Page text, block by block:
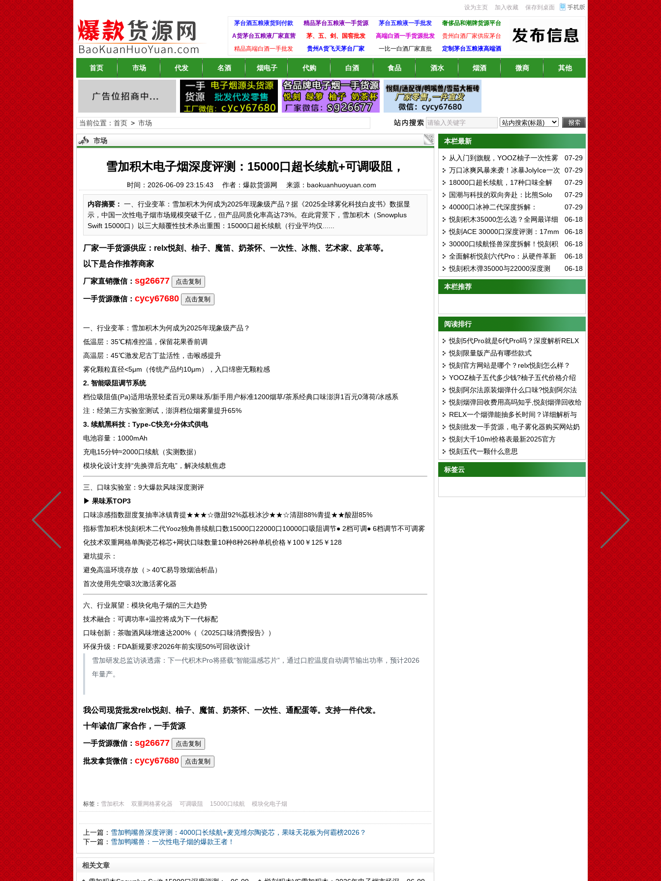
设为主页 加入收藏 保存到桌面
茅台酒五粮液货到付款 精品茅台五粮液一手货源 茅台五粮液一手批发
奢侈品和潮牌货源平台
A货茅台五粮液厂家直营
茅、五、剑、国窖批发 高端白酒一手货源批发
贵州白酒厂家供应茅台
精品高端白酒一手批发
贵州A货飞天茅台厂家 一比一白酒厂家直批 定制茅台五粮液高端酒
首页 市场 代发 名酒 烟电子 代购 白酒 食品 酒水 烟酒 微商 其他
当前位置： 首页> 市场
市场
雪加积木电子烟深度评测：15000口超长续航+可调吸阻，
时间：2026-06-09 23:15:43 作者：爆款货源网 来源：baokuanhuoyuan.com
内容摘要： 一、行业变革：雪加积木为何成为2025年现象级产品？据《2025全球雾化科技白皮书》数据显
示，中国一次性电子烟市场规模突破千亿，但产品同质化率高达73%。在此背景下，雪加积木（Snowplus
Swift 15000口）以三大颠覆性技术杀出重围：15000口超长续航（行业平均仅......
厂家一手货源供应：relx悦刻、柚子、魔笛、奶茶怀、一次性、冰熊、艺术家、皮革等。
以下是合作推荐商家
厂家直销微信： sg26677 点击复制
一手货源微信： cycy67680 点击复制
一、行业变革：雪加积木为何成为2025年现象级产品？
低温层：35℃精准控温，保留花果香前调
高温层：45℃激发尼古丁盐活性，击喉感提升
雾化颗粒直径<5μm（传统产品约10μm），入口绵密无颗粒感
2. 智能吸阻调节系统
档位吸阻值(Pa)适用场景轻柔百元0果味系/新手用户标准1200烟草/茶系经典口味澎湃1百元0薄荷/冰感系
注：经第三方实验室测试，澎湃档位烟雾量提升65%
3. 续航黑科技：Type-C快充+分体式供电
电池容量：1000mAh
充电15分钟≈2000口续航（实测数据）
模块化设计支持“先换弹后充电”，解决续航焦虑
三、口味实验室：9大爆款风味深度测评
▶ 果味系TOP3
口味凉感指数甜度复抽率冰镇青提★★★☆微甜92%荔枝冰沙★★☆清甜88%青提★★酸甜85%
指标雪加积木悦刻积木二代Yooz独角兽续航口数15000口22000口10000口吸阻调节● 2档可调● 6档调节不可调雾
化技术双重网格单陶瓷芯棉芯+网状口味数量10种8种26种单机价格￥100￥125￥128
避坑提示：
避免高温环境存放（＞40℃易导致烟油析晶）
首次使用先空吸3次激活雾化器
六、行业展望：模块化电子烟的三大趋势
技术融合：可调功率+温控将成为下一代标配
口味创新：茶咖酒风味增速达200%（《2025口味消费报告》）
环保升级：FDA新规要求2026年前实现50%可回收设计
雪加研发总监访谈透露：下一代积木Pro将搭载“智能温感芯片”，通过口腔温度自动调节输出功率，预计2026
年量产。
我公司现货批发relx悦刻、柚子、魔笛、奶茶怀、一次性、通配蛋等。支持一件代发。
十年诚信厂家合作，一手货源
一手货源微信： sg26677 点击复制
批发拿货微信： cycy67680 点击复制
标签： 雪加积木 双重网格雾化器 可调吸阻 15000口续航 模块化电子烟
上一篇： 雪加鸭嘴兽深度评测：4000口长续航+麦克维尔陶瓷芯，果味天花板为何霸榜2026？
下一篇： 雪加鸭嘴兽：一次性电子烟的爆款王者！
相关文章
本栏最新
07-29
从入门到旗舰，YOOZ柚子一次性雾
化全系深度解析：哪一款才是你的心头好？
07-29
万口冰爽风暴来袭！冰暴JolyIce一次
性12000口深度评测：陶瓷芯13W大功率，
12种口味实测全解析
07-29
18000口超长续航，17种口味全解
析：高维GOWIF一次性雾化深度测评与口味
推荐指南
07-29
国潮与科技的双向奔赴：比熊Solo
15000一次性雾化深度评测
07-29
40000口冰神二代深度拆解：
ELFBAR ICE KING全口味实测与五档调冰
技术真相
06-18
悦刻积木35000怎么选？全网最详细
选购指南：口味、技术、评测一次看懂06-18
悦刻ACE 30000口深度评测：17mm
超薄机身+智能屏，大容量一次性电子烟的
终极形态
06-18
30000口续航怪兽深度拆解！悦刻积
木三代套装，凭什么定义一次性电子烟新标
杆？
06-18
全面解析悦刻六代Pro：从硬件革新
到口感进化的深度体验指南
06-18
悦刻积木弹35000与22000深度测
评：超大续航时代的终极选择
本栏推荐
阅读排行
悦刻5代Pro就是6代Pro吗？深度解析RELX
产品线差异
悦刻限量版产品有哪些款式
悦刻官方网站是哪个？relx悦刻怎么样？
YOOZ柚子五代多少钱?柚子五代价格介绍
悦刻阿尔法原装烟弹什么口味?悦刻阿尔法
口味评测
悦刻烟弹回收费用高吗知乎,悦刻烟弹回收给
钱吗
RELX一个烟弹能抽多长时间？详细解析与
使用建议
悦刻批发一手货源，电子雾化器购买网站奶
茶杯
悦刻大千10ml价格表最新2025官方
悦刻五代一颗什么意思
标签云